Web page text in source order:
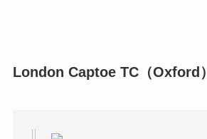
London Captoe TC（Oxford）